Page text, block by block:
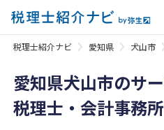
税理士紹介ナビ 愛知県 犬山市
愛知県犬山市のサ
税理士・会計事務